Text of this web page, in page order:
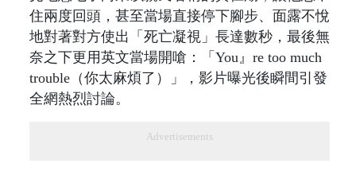
住兩度回頭，甚至當場直接停下腳步、面露不悅
地對著對方使出「死亡凝視」長達數秒，最後無
奈之下更用英文當場開嗆：「You』re too much
trouble（你太麻煩了）」，影片曝光後瞬間引發
全網熱烈討論。
Advertisements